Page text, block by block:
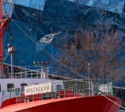
Калининград, Литовский вал, 21д